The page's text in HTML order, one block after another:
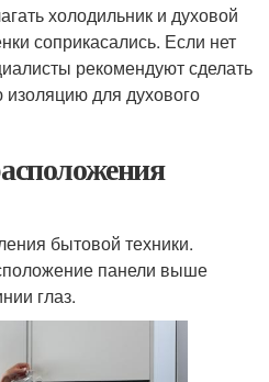
холодильник и духовой
соприкасались. Если нет
рекомендуют сделать
для духового
бытовой техники.
панели выше
глаз.